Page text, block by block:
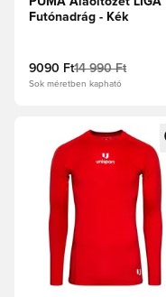
Futónadrág - Kék
9090 Ft14 990 Ft
Sok méretben kapható
Megnyit egy modált